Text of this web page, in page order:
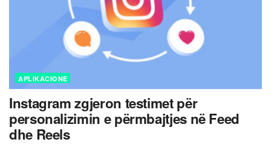
APLIKACIONE
Instagram zgjeron testimet për
personalizimin e përmbajtjes në Feed
dhe Reels